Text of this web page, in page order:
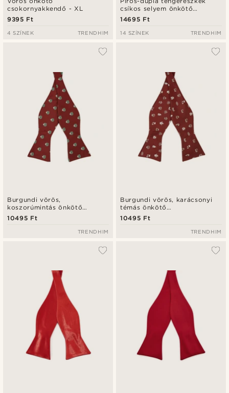
csokornyakkendő - XL
9395 Ft
4 SZÍNEK TRENDHIM
csíkos selyem önkötő
csokornyakkendő
14695 Ft
14 SZÍNEK TRENDHIM
Burgundi vörös,
koszorúmintás önkötő
csokornyakkendő
10495 Ft
TRENDHIM
Burgundi vörös, karácsonyi
témás önkötő
csokornyakkendő
10495 Ft
TRENDHIM